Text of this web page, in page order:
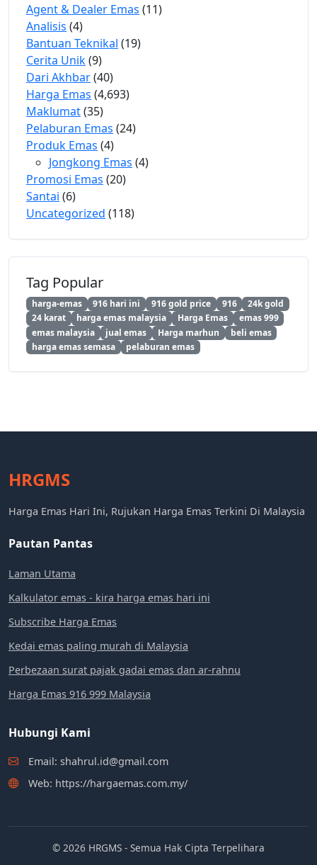
Agent & Dealer Emas (11)
Analisis (4)
Bantuan Teknikal (19)
Cerita Unik(9)
Dari Akhbar(40)
Harga Emas (4,693)
Maklumat(35)
Pelaburan Emas (24)
Produk Emas (4)
Jongkong Emas (4)
Promosi Emas (20)
Santai (6)
Uncategorized (118)
Tag Popular
harga-emas 916 hari ini 916 gold price 916
24k gold
24 karat
harga emas malaysia Harga Emas
emas 999
emas malaysia
jual emas Harga marhun
beli emas
harga emas semasa
pelaburan emas
HRGMS
Harga Emas Hari Ini, Rujukan Harga Emas Terkini Di Malaysia
Pautan Pantas
Laman Utama
Kalkulator emas - kira harga emas hari ini
Subscribe Harga Emas
Kedai emas paling murah di Malaysia
Perbezaan surat pajak gadai emas dan ar-rahnu
Harga Emas 916 999 Malaysia
Hubungi Kami
Email: shahrul.id@gmail.com
Web: https://hargaemas.com.my/
© 2026 HRGMS - Semua Hak Cipta Terpelihara